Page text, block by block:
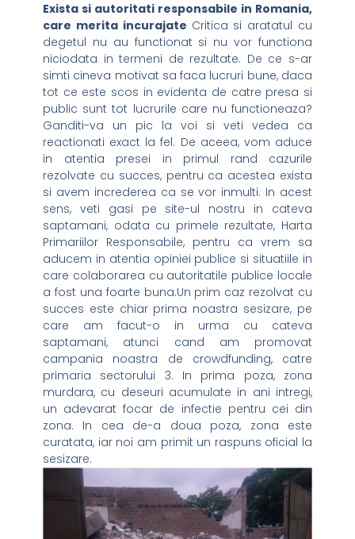
Exista si autoritati responsabile in Romania,
care merita incurajate Critica si aratatul cu
degetul nu au functionat si nu vor functiona
niciodata in termeni de rezultate. De ce s-ar
simti cineva motivat sa faca lucruri bune, daca
tot ce este scos in evidenta de catre presa si
public sunt tot lucrurile care nu functioneaza?
Ganditi-va un pic la voi si veti vedea ca
reactionati exact la fel. De aceea, vom aduce
in atentia presei in primul rand cazurile
rezolvate cu succes, pentru ca acestea exista
si avem increderea ca se vor inmulti. In acest
sens, veti gasi pe site-ul nostru in cateva
saptamani, odata cu primele rezultate, Harta
Primariilor Responsabile, pentru ca vrem sa
aducem in atentia opiniei publice si situatiile in
care colaborarea cu autoritatile publice locale
a fost una foarte buna.Un prim caz rezolvat cu
succes este chiar prima noastra sesizare, pe
care am facut-o in urma cu cateva
saptamani, atunci cand am promovat
campania noastra de crowdfunding, catre
primaria sectorului 3. In prima poza, zona
murdara, cu deseuri acumulate in ani intregi,
un adevarat focar de infectie pentru cei din
zona. In cea de-a doua poza, zona este
curatata, iar noi am primit un raspuns oficial la
sesizare.